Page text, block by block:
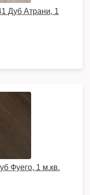
Дуб Атрани, 1
Фуего, 1 м.кв.